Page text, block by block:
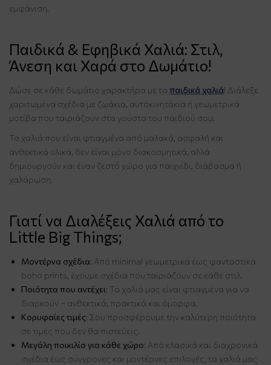
εμφάνιση.
Παιδικά & Εφηβικά Χαλιά: Στιλ,
Άνεση και Χαρά στο Δωμάτιο!
Δώσε σε κάθε δωμάτιο χαρακτήρα με τα παιδικά χαλιά! Διάλεξε
χαριτωμένα σχέδια με ζωάκια, αυτοκινητάκια ή γεωμετρικά
μοτίβα που ταιριάζουν στα γούστα του παιδιού σου.
Τα χαλιά που είναι φτιαγμένα από μαλακά, ασφαλή και
ανθεκτικά υλικά, δεν είναι μόνο διακοσμητικά, αλλά
δημιουργούν και έναν ζεστό χώρο για παιχνίδι, διάβασμα ή
χαλάρωση.
Γιατί να Διαλέξεις Χαλιά από το
Little Big Things;
Μοντέρνα σχέδια: Από minimal γεωμετρικά έως φανταστικά
boho prints, έχουμε σχέδια που ταιριάζουν σε κάθε στιλ.
Ποιότητα που αντέχει: Τα χαλιά μας είναι φτιαγμένα για να
διαρκούν – ανθεκτικά, πρακτικά και όμορφα.
Κορυφαίες τιμές: Σου προσφέρουμε την καλύτερη ποιότητα
σε τιμές που δεν θα πιστεύεις.
Μεγάλη ποικιλία για κάθε χώρο: Από κλασικά και διαχρονικά
σχέδια έως σύγχρονες και μοντέρνες επιλογές, τα χαλιά μας